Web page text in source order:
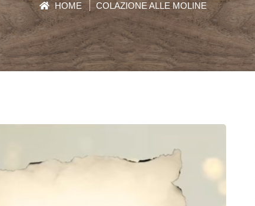
HOME COLAZIONE ALLE MOLINE